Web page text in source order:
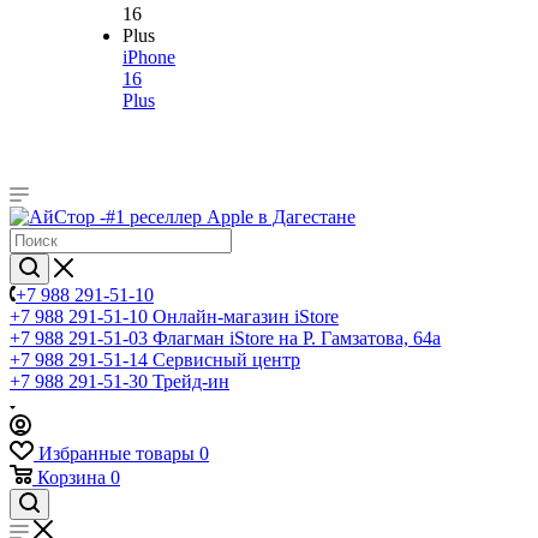
iPhone
16
Plus
+7 988 291-51-10
+7 988 291-51-10 Онлайн-магазин iStore
+7 988 291-51-03 Флагман iStore на Р. Гамзатова, 64а
+7 988 291-51-14 Сервисный центр
+7 988 291-51-30 Трейд-ин
Избранные товары 0
Корзина 0